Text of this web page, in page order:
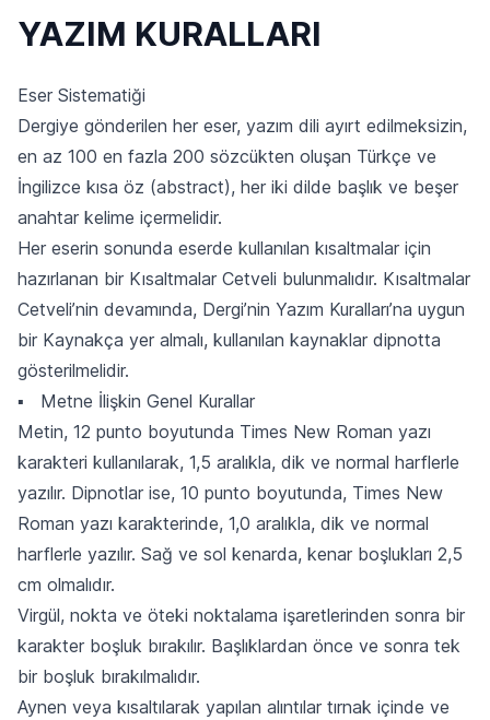
YAZIM KURALLARI
Eser Sistematiği
Dergiye gönderilen her eser, yazım dili ayırt edilmeksizin,
en az 100 en fazla 200 sözcükten oluşan Türkçe ve
İngilizce kısa öz (abstract), her iki dilde başlık ve beşer
anahtar kelime içermelidir.
Her eserin sonunda eserde kullanılan kısaltmalar için
hazırlanan bir Kısaltmalar Cetveli bulunmalıdır. Kısaltmalar
Cetveli’nin devamında, Dergi’nin Yazım Kuralları’na uygun
bir Kaynakça yer almalı, kullanılan kaynaklar dipnotta
gösterilmelidir.
▪ Metne İlişkin Genel Kurallar
Metin, 12 punto boyutunda Times New Roman yazı
karakteri kullanılarak, 1,5 aralıkla, dik ve normal harflerle
yazılır. Dipnotlar ise, 10 punto boyutunda, Times New
Roman yazı karakterinde, 1,0 aralıkla, dik ve normal
harflerle yazılır. Sağ ve sol kenarda, kenar boşlukları 2,5
cm olmalıdır.
Virgül, nokta ve öteki noktalama işaretlerinden sonra bir
karakter boşluk bırakılır. Başlıklardan önce ve sonra tek
bir boşluk bırakılmalıdır.
Aynen veya kısaltılarak yapılan alıntılar tırnak içinde ve